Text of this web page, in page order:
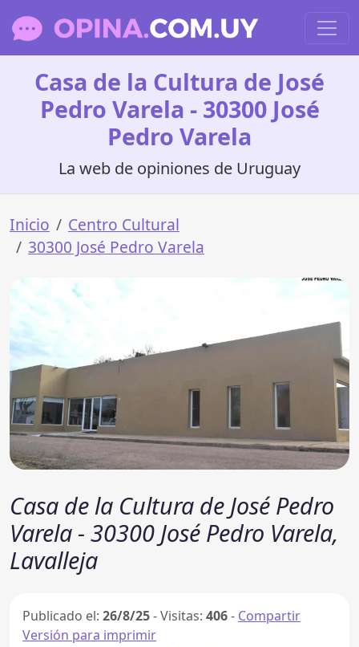
Casa de la Cultura de José
Pedro Varela - 30300 José
Pedro Varela
La web de opiniones de Uruguay
Inicio
Centro Cultural
30300 José Pedro Varela
Casa de la Cultura de José Pedro
Varela - 30300 José Pedro Varela,
Lavalleja
Publicado el: 26/8/25-Visitas: 406- Compartir
Versión para imprimir